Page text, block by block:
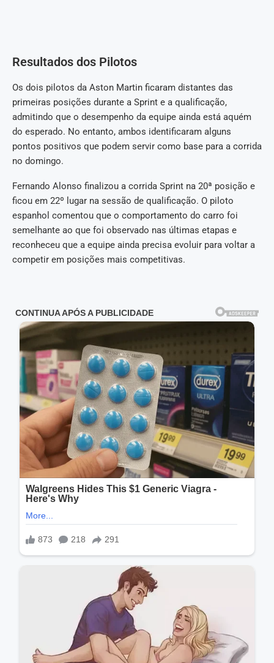
Resultados dos Pilotos
Os dois pilotos da Aston Martin ficaram distantes das
primeiras posições durante a Sprint e a qualificação,
admitindo que o desempenho da equipe ainda está aquém
do esperado. No entanto, ambos identificaram alguns
pontos positivos que podem servir como base para a corrida
no domingo.
Fernando Alonso finalizou a corrida Sprint na 20ª posição e
ficou em 22º lugar na sessão de qualificação. O piloto
espanhol comentou que o comportamento do carro foi
semelhante ao que foi observado nas últimas etapas e
reconheceu que a equipe ainda precisa evoluir para voltar a
competir em posições mais competitivas.